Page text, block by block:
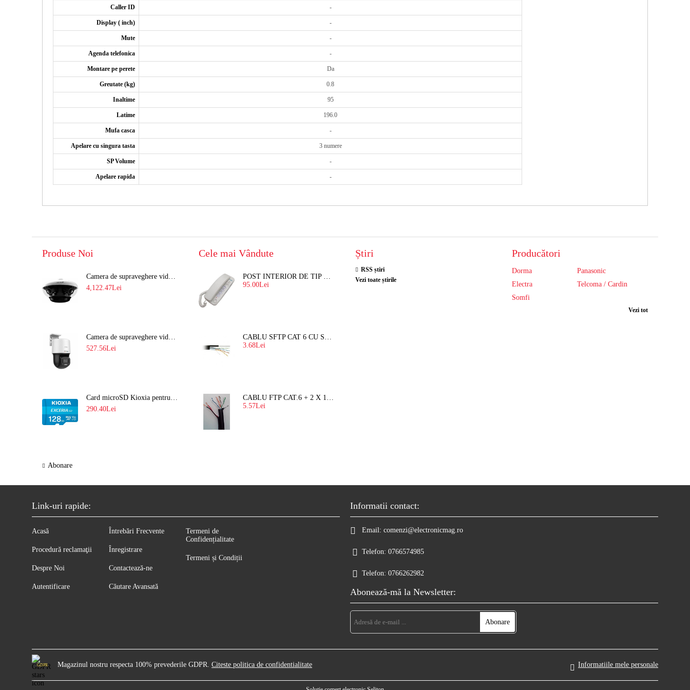
Caller ID -
Display ( inch) -
Mute -
Agenda telefonica -
Montare pe perete Da
Greutate (kg) 0.8
Inaltime 95
Latime 196.0
Mufa casca -
Apelare cu singura tasta 3 numere
SP Volume -
Apelare rapida -
Produse Noi
Camera de supraveghere video 8MP panoramica de exterior(4x2MP Stitched) Navaio NGC-7482PR
4,122.47Lei
Camera de supraveghere video IP PT 4MP cu lumina alba 30M si lentila fixa Hikvision DS-2DE2C400SCG-E F1
527.56Lei
Card microSD Kioxia pentru CCTV cu capacitate memorie 128GB Ultra HD 4K LMEX2L128GG2
290.40Lei
Abonare
Cele mai Vândute
POST INTERIOR DE TIP TELEFON RESEL, T8018 PENTRU INTERFON DE BLOC
95.00Lei
CABLU SFTP CAT 6 CU SUFA, DE EXTERIOR 8 FIRE X 0,56 MM
3.68Lei
CABLU FTP CAT.6 + 2 X 1.5 MM2 ( LITAT ) CU SUFA
5.57Lei
Știri
RSS știri
Vezi toate știrile
Producători
Dorma
Panasonic
Electra
Telcoma / Cardin
Somfi
Vezi tot
Link-uri rapide:
Acasă
Procedură reclamaţii
Despre Noi
Autentificare
Întrebări Frecvente
Înregistrare
Contactează-ne
Căutare Avansată
Termeni de
Confidențialitate
Termeni și Condiții
Informatii contact:
Email: comenzi@electronicmag.ro
Telefon: 0766574985
Telefon: 0766262982
Abonează-mă la Newsletter:
GDPR Magazinul nostru respecta 100% prevederile GDPR. Citeste politica de confidentialitate Informatiile mele personale